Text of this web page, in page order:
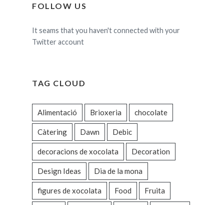
FOLLOW US
It seams that you haven't connected with your
Twitter account
TAG CLOUD
Alimentació Brioxeria chocolate
Càtering Dawn Debic
decoracions de xocolata Decoration
Design Ideas Dia de la mona
figures de xocolata Food Fruita